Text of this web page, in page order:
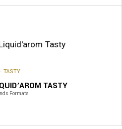
TASTY
TASTY
Formats